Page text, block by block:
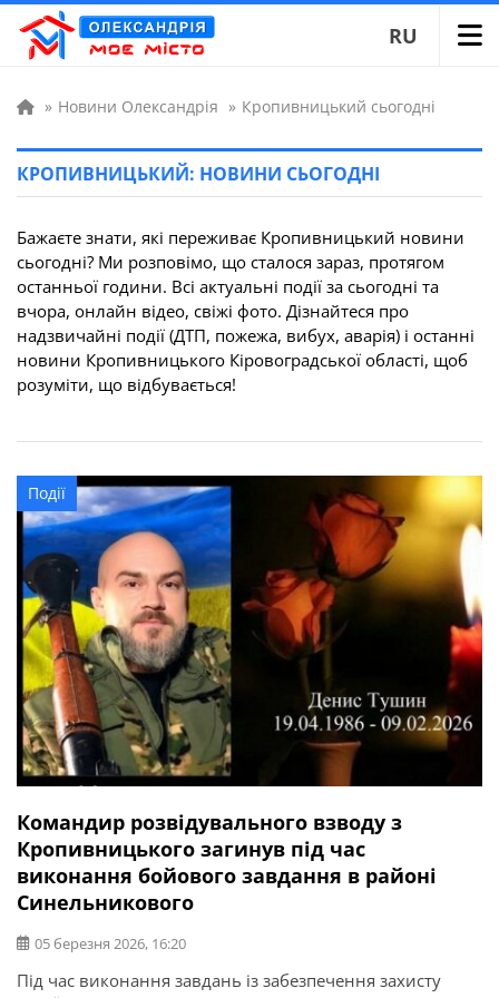
RU
» Новини Олександрія » Кропивницький сьогодні
КРОПИВНИЦЬКИЙ: НОВИНИ СЬОГОДНІ
Бажаєте знати, які переживає Кропивницький новини
сьогодні? Ми розповімо, що сталося зараз, протягом
останньої години. Всі актуальні події за сьогодні та
вчора, онлайн відео, свіжі фото. Дізнайтеся про
надзвичайні події (ДТП, пожежа, вибух, аварія) і останні
новини Кропивницького Кіровоградської області, щоб
розуміти, що відбувається!
Події
Командир розвідувального взводу з
Кропивницького загинув під час
виконання бойового завдання в районі
Синельникового
05 березня 2026, 16:20
Під час виконання завдань із забезпечення захисту